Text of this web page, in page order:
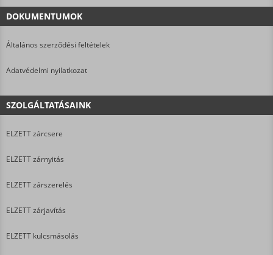
DOKUMENTUMOK
Általános szerződési feltételek
Adatvédelmi nyilatkozat
SZOLGÁLTATÁSAINK
ELZETT zárcsere
ELZETT zárnyitás
ELZETT zárszerelés
ELZETT zárjavítás
ELZETT kulcsmásolás